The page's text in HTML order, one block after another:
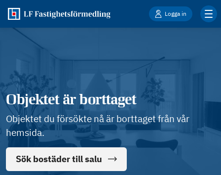
Logga in
Objektet är borttaget
Objektet du försökte nå är borttaget från vår
hemsida.
Sök bostäder till salu